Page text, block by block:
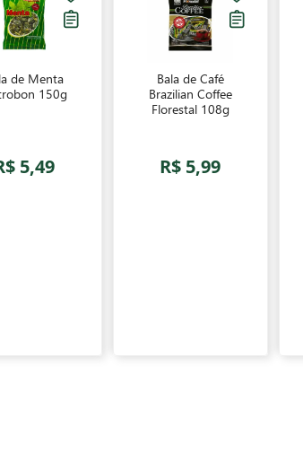
de Menta
150g
5,49
Bala de Café
Brazilian Coffee
Florestal 108g
R$ 5,99